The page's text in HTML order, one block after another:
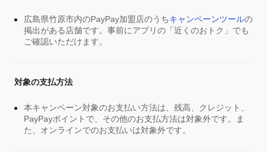
広島県竹原市内のPayPay加盟店のうちキャンペーンツールの
掲出がある店舗です。事前にアプリの「近くのおトク」でも
ご確認いただけます。
対象の支払方法
本キャンペーン対象のお支払い方法は、残高、クレジット、
PayPayポイントで、その他のお支払方法は対象外です。ま
た、オンラインでのお支払いは対象外です。